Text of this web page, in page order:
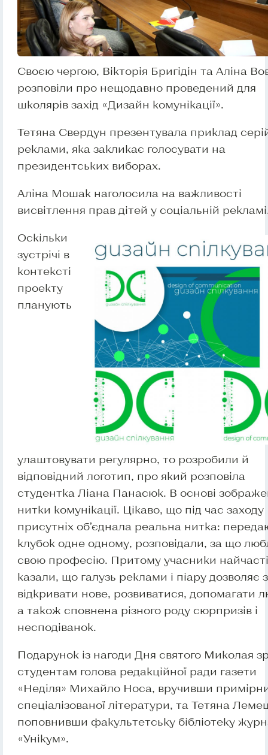
Своєю чергою, Вікторія Бригідін та Аліна
розповіли про нещодавно проведений для
школярів захід «Дизайн комунікації».
Тетяна Свердун презентувала приклад
реклами, яка закликає голосувати на
президентських виборах.
Аліна Мошак наголосила на важливості
висвітлення прав дітей у соціальній
Оскільки
зустрічі в
контексті
проекту
планують
улаштовувати регулярно, то розробили й
відповідний логотип, про який розповіла
студентка Ліана Панасюк. В основі
нитки комунікації. Цікаво, що під час заходу
присутніх об’єднала реальна нитка:
клубок одне одному, розповідали, за що
свою професію. Притому учасники
казали, що галузь реклами і піару дозволяє
відкривати нове, розвиватися, допомагати
а також сповнена різного роду сюрпризів і
несподіванок.
Подарунок із нагоди Дня святого Миколая
студентам голова редакційної ради газети
«Неділя» Михайло Носа, вручивши
спеціалізованої літератури, та Тетяна
поповнивши факультетську бібліотеку
«Унікум».